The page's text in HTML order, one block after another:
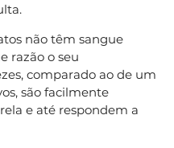
não têm sangue
razão o seu
comparado ao de um
são facilmente
e até respondem a